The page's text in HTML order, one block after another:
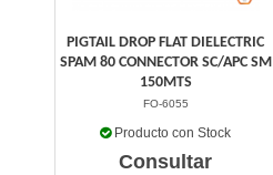
PIGTAIL DROP FLAT DIELECTRIC
SPAM 80 CONNECTOR SC/APC SM
150MTS
FO-6055
Producto con Stock
Consultar